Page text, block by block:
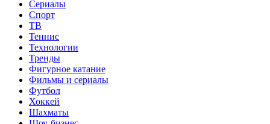
Сериалы
Спорт
ТВ
Теннис
Технологии
Тренды
Фигурное катание
Фильмы и сериалы
Футбол
Хоккей
Шахматы